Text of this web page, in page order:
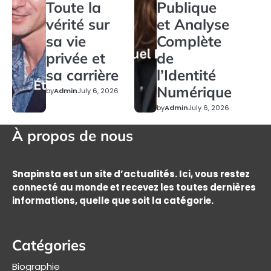
Toute la
vérité sur
sa vie
privée et
sa carrière
byAdminJuly 6, 2026
Publique
et Analyse
Complète
de
l’Identité
Numérique
byAdminJuly 6, 2026
À propos de nous
Snapinsta est un site d’actualités. Ici, vous restez
connecté au monde et recevez les toutes dernières
informations, quelle que soit la catégorie.
Catégories
Biographie